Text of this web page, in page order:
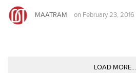
MAATRAM on February 23, 2016
LOAD MORE...